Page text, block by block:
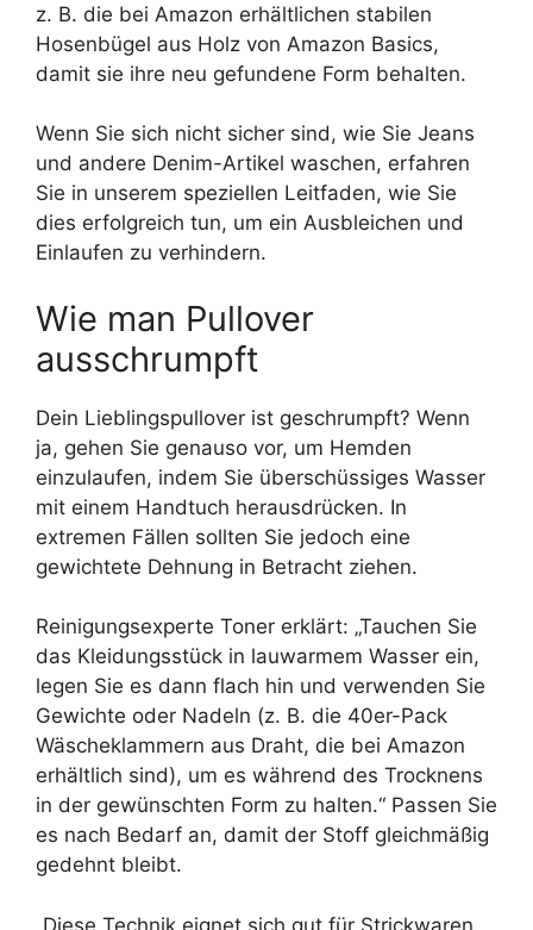
z. B. die bei Amazon erhältlichen stabilen
Hosenbügel aus Holz von Amazon Basics,
damit sie ihre neu gefundene Form behalten.
Wenn Sie sich nicht sicher sind, wie Sie Jeans
und andere Denim-Artikel waschen, erfahren
Sie in unserem speziellen Leitfaden, wie Sie
dies erfolgreich tun, um ein Ausbleichen und
Einlaufen zu verhindern.
Wie man Pullover
ausschrumpft
Dein Lieblingspullover ist geschrumpft? Wenn
ja, gehen Sie genauso vor, um Hemden
einzulaufen, indem Sie überschüssiges Wasser
mit einem Handtuch herausdrücken. In
extremen Fällen sollten Sie jedoch eine
gewichtete Dehnung in Betracht ziehen.
Reinigungsexperte Toner erklärt: „Tauchen Sie
das Kleidungsstück in lauwarmem Wasser ein,
legen Sie es dann flach hin und verwenden Sie
Gewichte oder Nadeln (z. B. die 40er-Pack
Wäscheklammern aus Draht, die bei Amazon
erhältlich sind), um es während des Trocknens
in der gewünschten Form zu halten.“ Passen Sie
es nach Bedarf an, damit der Stoff gleichmäßig
gedehnt bleibt.
„Diese Technik eignet sich gut für Strickwaren